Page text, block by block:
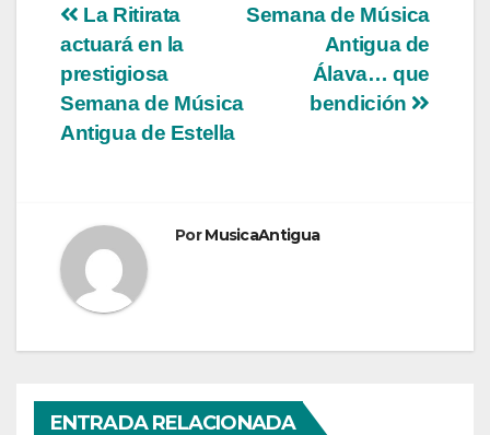
Navegación
de
entradas
Semana de Música
Antigua de
Álava… que
bendición
La Ritirata
actuará en la
prestigiosa
Semana de Música
Antigua de Estella
PorMusicaAntigua
ENTRADA RELACIONADA